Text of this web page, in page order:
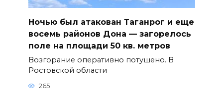
Ночью был атакован Таганрог и еще
восемь районов Дона — загорелось
поле на площади 50 кв. метров
Возгорание оперативно потушено. В
Ростовской области
265